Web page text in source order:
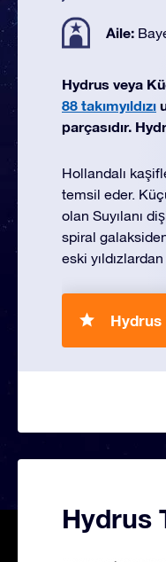
Aile:
Hydrus veya
88 takımyıldızı
parçasıdır.
Hollandalı
temsil eder.
olan Suyılanı
spiral
eski
Hydrus
Hydrus